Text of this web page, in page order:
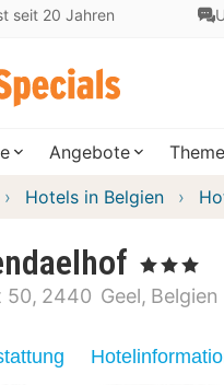
seit 20 Jahren
Angebote
Hotels in Belgien
, 3 Sterne
50 2440 Geel Belgien